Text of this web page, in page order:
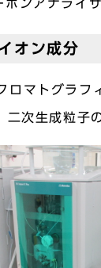
ンアナライ
オン成分
ロマトグラフ
二次生成粒子